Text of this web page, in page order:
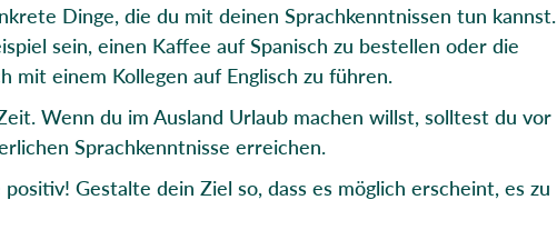
Dinge, die du mit deinen Sprachkenntnissen tun kannst.
sein, einen Kaffee auf Spanisch zu bestellen oder die
mit einem Kollegen auf Englisch zu führen.
Wenn du im Ausland Urlaub machen willst, solltest du vor
Sprachkenntnisse erreichen.
Gestalte dein Ziel so, dass es möglich erscheint, es zu